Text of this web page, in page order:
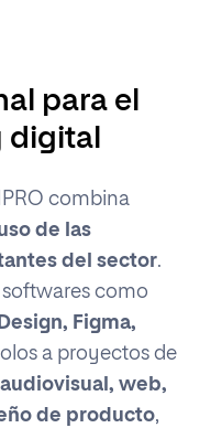
para el
digital
combina
de las
del sector.
como
Figma,
a proyectos de
web,
de producto,